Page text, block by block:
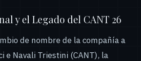
y el Legado del CANT 26
de nombre de la compañía a
e Navali Triestini (CANT), la